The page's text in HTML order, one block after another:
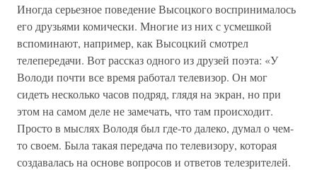
Иногда серьезное поведение Высоцкого воспринималось
его друзьями комически. Многие из них с усмешкой
вспоминают, например, как Высоцкий смотрел
телепередачи. Вот рассказ одного из друзей поэта: «У
Володи почти все время работал телевизор. Он мог
сидеть несколько часов подряд, глядя на экран, но при
этом на самом деле не замечать, что там происходит.
Просто в мыслях Володя был где-то далеко, думал о чем-
то своем. Была такая передача по телевизору, которая
создавалась на основе вопросов и ответов телезрителей.